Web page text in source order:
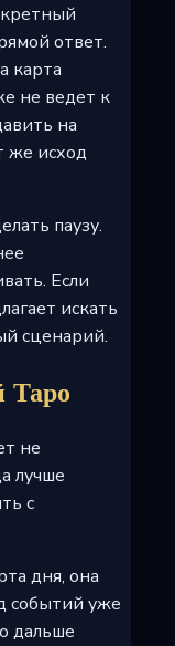
ответ.
карта
не ведет к
на
же исход
паузу.
Если
искать
сценарий.
Таро
не
лучше
с
дня, она
событий уже
дальше